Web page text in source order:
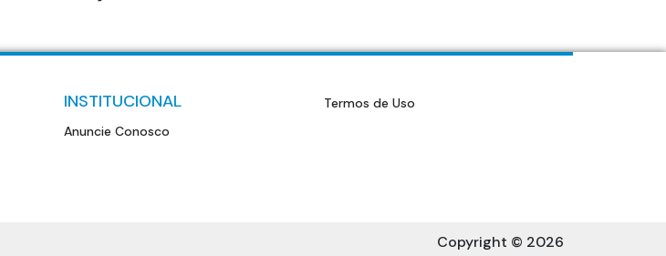
INSTITUCIONAL
Anuncie Conosco
Termos de Uso
Copyright © 2026